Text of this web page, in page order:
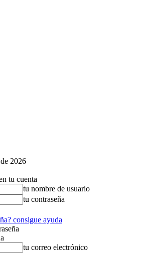
2026
tu cuenta
tu nombre de usuario
tu contraseña
consigue ayuda
tu correo electrónico